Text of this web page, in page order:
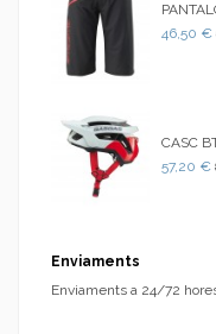
46,50 €
CASC
57,20 €
Enviaments
Enviaments a 24/72